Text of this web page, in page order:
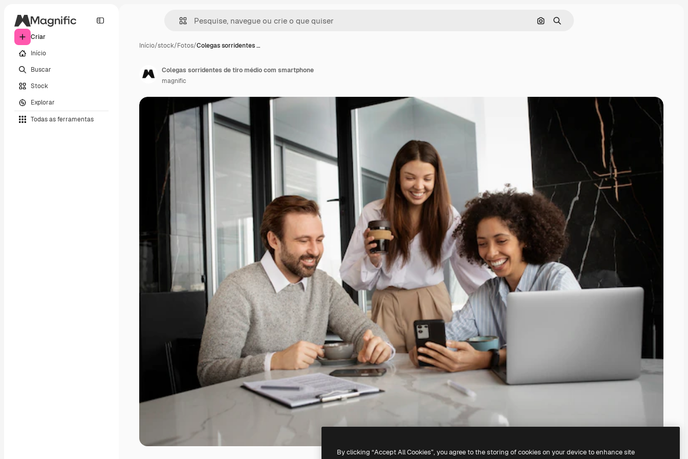
Criar
Início
Buscar
Stock
Explorar
Todas as ferramentas
Pesquisar por imagem
Buscar
Início/stock/Fotos/Colegas sorridentes …
Colegas sorridentes de tiro médio com smartphone
magnific
By clicking “Accept All Cookies”, you agree to the storing of cookies on your device to enhance site